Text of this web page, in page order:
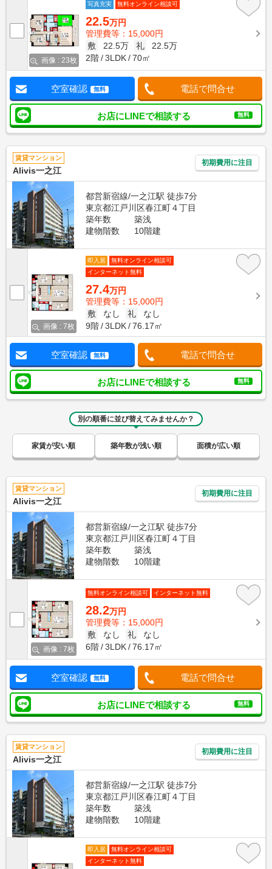
画像 : 23枚
写真充実 無料オンライン相談可
22.5万円
管理費等：15,000円
敷
22.5万 礼
22.5万
2階
3LDK 70㎡
空室確認 無料 電話で問合せ
お店にLINEで相談する 無料
賃貸マンション
Alivis一之江
初期費用に注目
都営新宿線/一之江駅 徒歩7分
東京都江戸川区春江町４丁目
築年数
築浅
建物階数
10階建
画像 : 7枚
即入居
無料オンライン相談可
インターネット無料
27.4万円
管理費等：15,000円
敷
なし 礼
なし
9階
3LDK 76.17㎡
空室確認 無料 電話で問合せ
お店にLINEで相談する 無料
別の順番に並び替えてみませんか？
家賃が安い順 築年数が浅い順 面積が広い順
賃貸マンション
Alivis一之江
初期費用に注目
都営新宿線/一之江駅 徒歩7分
東京都江戸川区春江町４丁目
築年数
築浅
建物階数
10階建
画像 : 7枚
無料オンライン相談可 インターネット無料
28.2万円
管理費等：15,000円
敷
なし 礼
なし
6階
3LDK 76.17㎡
空室確認 無料 電話で問合せ
お店にLINEで相談する 無料
賃貸マンション
Alivis一之江
初期費用に注目
都営新宿線/一之江駅 徒歩7分
東京都江戸川区春江町４丁目
築年数
築浅
建物階数
10階建
即入居
無料オンライン相談可
インターネット無料